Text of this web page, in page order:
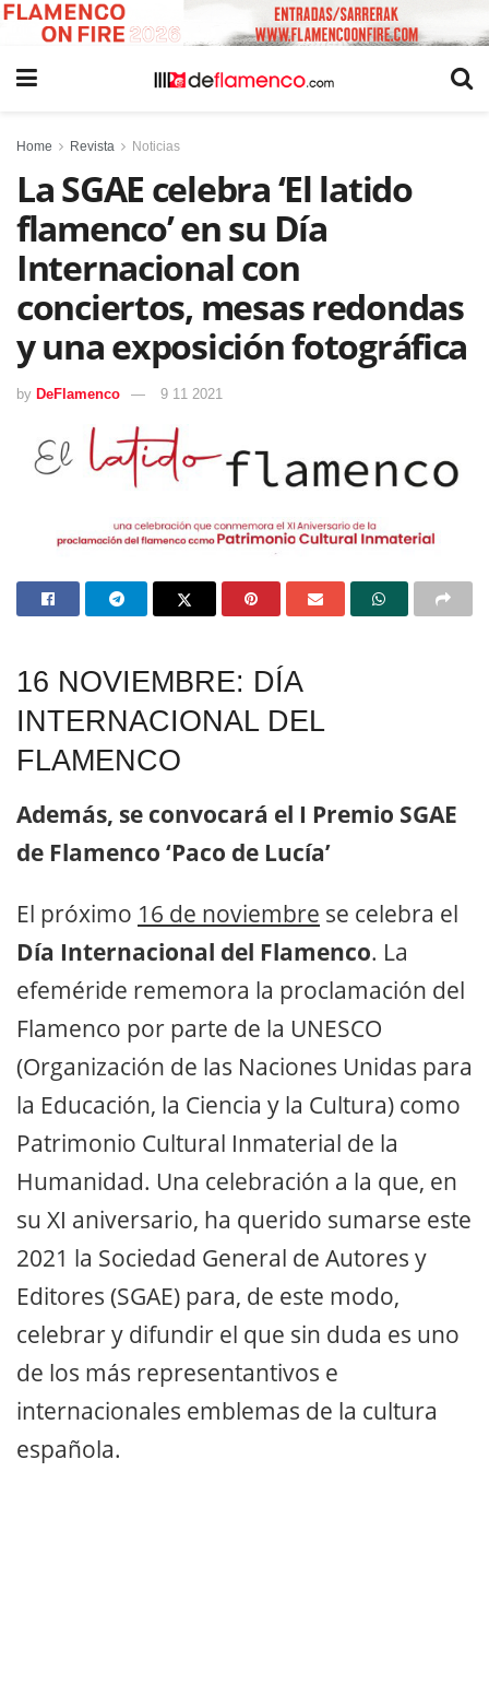
Home Revista Noticias
La SGAE celebra ‘El latido
flamenco’ en su Día
Internacional con
conciertos, mesas redondas
y una exposición fotográfica
by DeFlamenco 9 11 2021
16 NOVIEMBRE: DÍA
INTERNACIONAL DEL
FLAMENCO
Además, se convocará el I Premio SGAE
de Flamenco ‘Paco de Lucía’
El próximo 16 de noviembre se celebra el
Día Internacional del Flamenco. La
efeméride rememora la proclamación del
Flamenco por parte de la UNESCO
(Organización de las Naciones Unidas para
la Educación, la Ciencia y la Cultura) como
Patrimonio Cultural Inmaterial de la
Humanidad. Una celebración a la que, en
su XI aniversario, ha querido sumarse este
2021 la Sociedad General de Autores y
Editores (SGAE) para, de este modo,
celebrar y difundir el que sin duda es uno
de los más representantivos e
internacionales emblemas de la cultura
española.